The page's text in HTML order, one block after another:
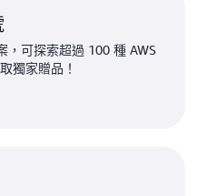
，可探索超過 100 種 AWS
獨家贈品！